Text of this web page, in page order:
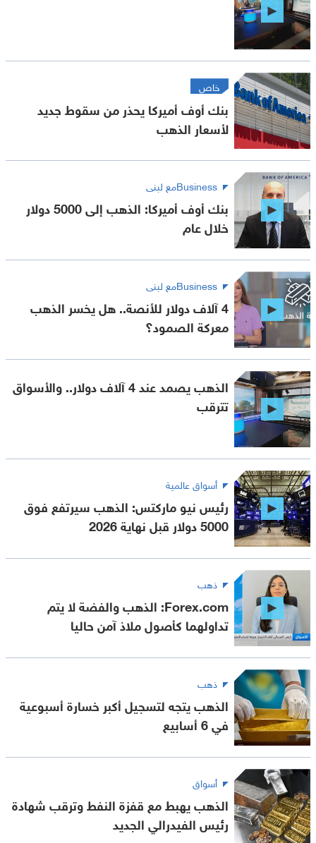
خاص
بنك أوف أميركا يحذر من سقوط جديد
لأسعار الذهب
Businessمع لبنى
بنك أوف أميركا: الذهب إلى 5000 دولار
خلال عام
Businessمع لبنى
4 آلاف دولار للأنصة.. هل يخسر الذهب
معركة الصمود؟
الذهب يصمد عند 4 آلاف دولار.. والأسواق
تترقب
أسواق عالمية
رئيس نيو ماركتس: الذهب سيرتفع فوق
5000 دولار قبل نهاية 2026
ذهب
Forex.com: الذهب والفضة لا يتم
تداولهما كأصول ملاذ آمن حاليا
ذهب
الذهب يتجه لتسجيل أكبر خسارة أسبوعية
في 6 أسابيع
أسواق
الذهب يهبط مع قفزة النفط وترقب شهادة
رئيس الفيدرالي الجديد